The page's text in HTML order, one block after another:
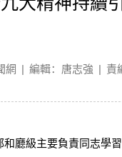
網 | 編輯：唐志強 | 責
級主要負責同志學